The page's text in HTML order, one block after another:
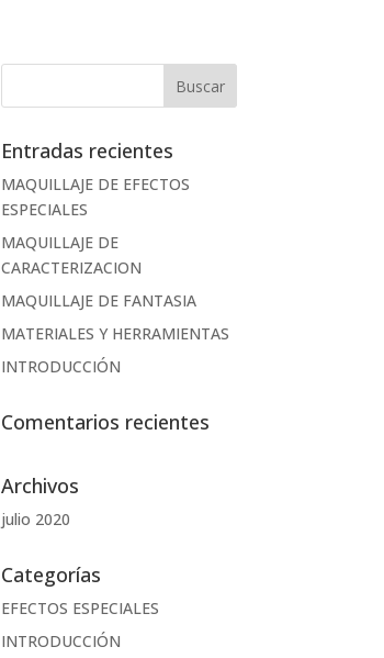
Entradas recientes
MAQUILLAJE DE EFECTOS
ESPECIALES
MAQUILLAJE DE
CARACTERIZACION
MAQUILLAJE DE FANTASIA
MATERIALES Y HERRAMIENTAS
INTRODUCCIÓN
Comentarios recientes
Archivos
julio 2020
Categorías
EFECTOS ESPECIALES
INTRODUCCIÓN